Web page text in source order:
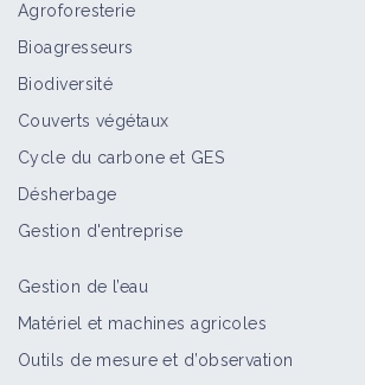
Agroforesterie
Bioagresseurs
Biodiversité
Couverts végétaux
Cycle du carbone et GES
Désherbage
Gestion d'entreprise
Gestion de l’eau
Matériel et machines agricoles
Outils de mesure et d’observation